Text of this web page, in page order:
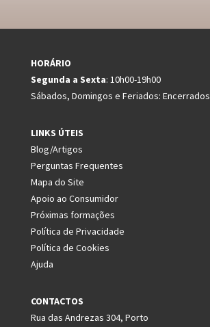
HORÁRIO
Segunda a Sexta: 10h00-19h00
Sábados, Domingos e Feriados: Encerrados
LINKS ÚTEIS
Blog/Artigos
Perguntas Frequentes
Mapa do Site
Apoio ao Consumidor
Próximas formações
Política de Privacidade
Política de Cookies
Ajuda
CONTACTOS
Rua das Andrezas 304, Porto